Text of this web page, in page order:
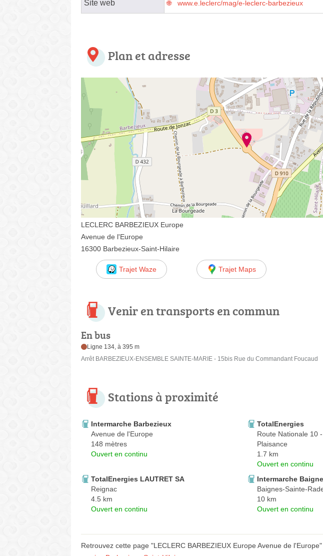
Site web www.e.leclerc/mag/e-leclerc-barbezieux
Plan et adresse
LECLERC BARBEZIEUX Europe
Avenue de l'Europe
16300 Barbezieux-Saint-Hilaire
Trajet Waze Trajet Maps
Venir en transports en commun
En bus
Ligne 134, à 395 m
Arrêt BARBEZIEUX-ENSEMBLE SAINTE-MARIE - 15bis Rue du Commandant Foucaud
Stations à proximité
Intermarche Barbezieux
Avenue de l'Europe
148 mètres
Ouvert en continu
TotalEnergies
Route Nationale 10
Plaisance
1.7 km
Ouvert en continu
TotalEnergies LAUTRET SA
Reignac
4.5 km
Ouvert en continu
Intermarche
Baignes-Sainte-
10 km
Ouvert en continu
Retrouvez cette page "LECLERC BARBEZIEUX Europe Avenue de